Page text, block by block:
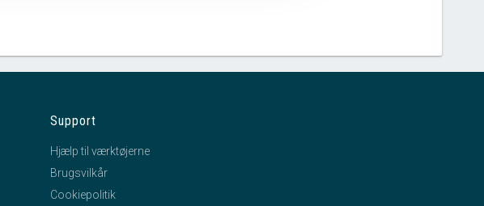
Support
Hjælp til værktøjerne
Brugsvilkår
Cookiepolitik